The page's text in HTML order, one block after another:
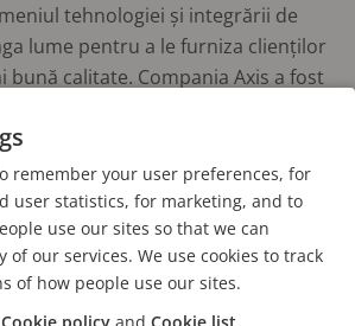
tehnologiei și integrării de
lume pentru a le furniza clienților
bună calitate. Compania Axis a fost
remember your user preferences, for
user statistics, for marketing, and to
use our sites so that we can
of our services. We use cookies to track
of how people use our sites.